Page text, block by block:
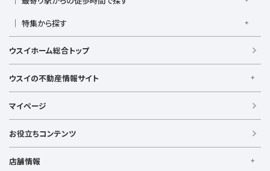
小田急江ノ島線
ブルーライン
みなとみらい線
相鉄いずみ野線
相模鉄道新横浜線
江ノ島電鉄
湘南モノレール
根岸駅
平塚駅
横須賀中央駅
横浜駅
5,000万円台
8,000万円台
駅徒歩20分以内
駅徒歩21分以上
特集から探す
日当たり良好
ファミリー向け
南向き・南道路の
LDK15畳以上
海が見える
ウスイホーム総合トップ
ウスイの不動産情報サイト
【借りる】
賃貸住宅
事業用賃貸
【買う】
マイページ
お役立ちコンテンツ
店舗情報